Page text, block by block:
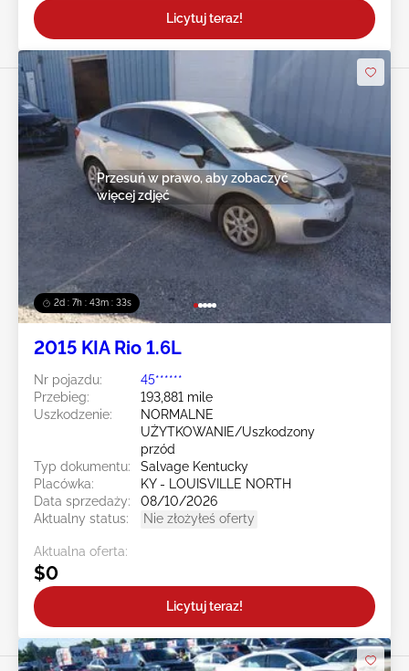
Licytuj teraz!
2d : 7h : 43m : 30s
Przesuń w prawo, aby zobaczyć
więcej zdjęć
2015 KIA Rio 1.6L
Nr pojazdu:
45******
Przebieg:
193,881 mile
Uszkodzenie:
NORMALNE
UŻYTKOWANIE/Uszkodzony
przód
Typ dokumentu:
Salvage Kentucky
Placówka:
KY - LOUISVILLE NORTH
Data sprzedaży:
08/10/2026
Aktualny status:
Nie złożyłeś oferty
Aktualna oferta:
$0
Licytuj teraz!